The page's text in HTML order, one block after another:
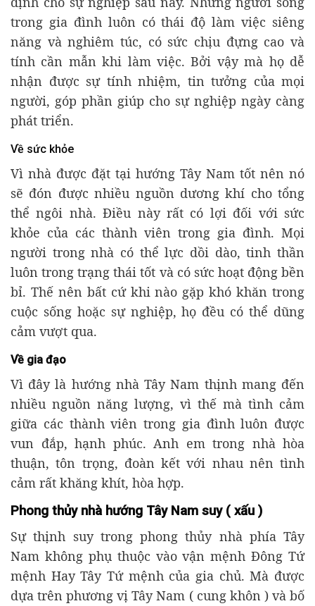
trong gia đình luôn có thái độ làm việc siêng
năng và nghiêm túc, có sức chịu đựng cao và
tính cần mẫn khi làm việc. Bởi vậy mà họ dễ
nhận được sự tính nhiệm, tin tưởng của mọi
người, góp phần giúp cho sự nghiệp ngày càng
phát triển.
Về sức khỏe
Vì nhà được đặt tại hướng Tây Nam tốt nên nó
sẽ đón được nhiều nguồn dương khí cho tổng
thể ngôi nhà. Điều này rất có lợi đối với sức
khỏe của các thành viên trong gia đình. Mọi
người trong nhà có thể lực dồi dào, tinh thần
luôn trong trạng thái tốt và có sức hoạt động bền
bỉ. Thế nên bất cứ khi nào gặp khó khăn trong
cuộc sống hoặc sự nghiệp, họ đều có thể dũng
cảm vượt qua.
Về gia đạo
Vì đây là hướng nhà Tây Nam thịnh mang đến
nhiều nguồn năng lượng, vì thế mà tình cảm
giữa các thành viên trong gia đình luôn được
vun đắp, hạnh phúc. Anh em trong nhà hòa
thuận, tôn trọng, đoàn kết với nhau nên tình
cảm rất khăng khít, hòa hợp.
Phong thủy nhà hướng Tây Nam suy ( xấu )
Sự thịnh suy trong phong thủy nhà phía Tây
Nam không phụ thuộc vào vận mệnh Đông Tứ
mệnh Hay Tây Tứ mệnh của gia chủ. Mà được
dựa trên phương vị Tây Nam ( cung khôn ) và bố